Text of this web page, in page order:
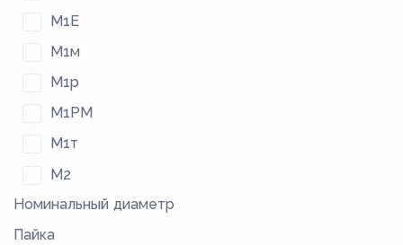
М1Е
М1м
М1р
М1РМ
М1т
М2
М2м
М2р
Номинальный диаметр
Пайка